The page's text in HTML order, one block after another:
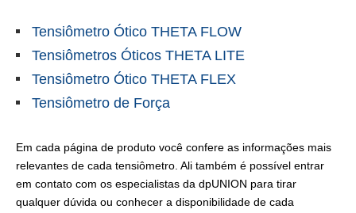
Tensiômetro Ótico THETA FLOW
Tensiômetros Óticos THETA LITE
Tensiômetro Ótico THETA FLEX
Tensiômetro de Força
Em cada página de produto você confere as informações mais
relevantes de cada tensiômetro. Ali também é possível entrar
em contato com os especialistas da dpUNION para tirar
qualquer dúvida ou conhecer a disponibilidade de cada